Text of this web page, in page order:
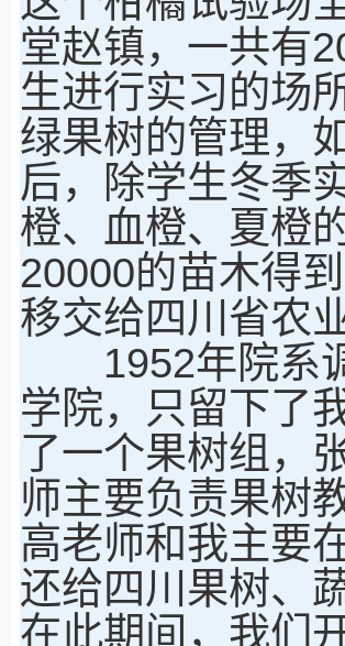
堂赵镇，一共有
生进行实习的场
绿果树的管理，
后，除学生冬季
橙、血橙、夏橙
20000的苗木得
移交给四川省农
1952年院系调
学院，只留下了
了一个果树组，
师主要负责果树
高老师和我主要
还给四川果树、
在此期间，我们